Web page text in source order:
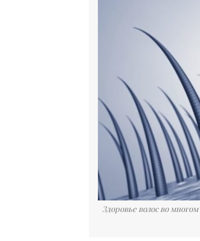
Здоровье волос во